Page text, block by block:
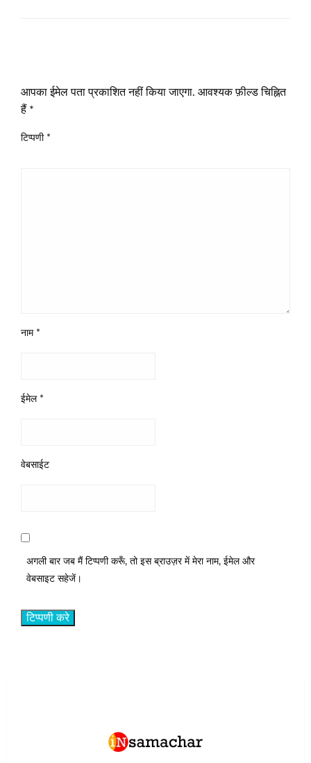
आपका ईमेल पता प्रकाशित नहीं किया जाएगा. आवश्यक फ़ील्ड चिह्नित
हैं *
टिप्पणी *
नाम *
ईमेल *
वेबसाईट
अगली बार जब मैं टिप्पणी करूँ, तो इस ब्राउज़र में मेरा नाम, ईमेल और
वेबसाइट सहेजें।